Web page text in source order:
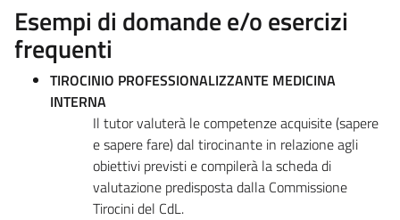
Esempi di domande e/o esercizi
frequenti
TIROCINIO PROFESSIONALIZZANTE MEDICINA
INTERNA
Il tutor valuterà le competenze acquisite (sapere
e sapere fare) dal tirocinante in relazione agli
obiettivi previsti e compilerà la scheda di
valutazione predisposta dalla Commissione
Tirocini del CdL.